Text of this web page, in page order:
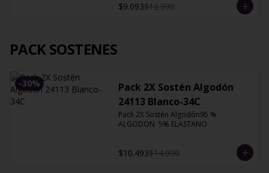
$9.093$12.990
PACK SOSTENES
-30%
Pack 2X Sostén Algodón
24113 Blanco-34C
Pack 2X Sostén Algodón95 %
ALGODON  5% ELASTANO
$10.493$14.990